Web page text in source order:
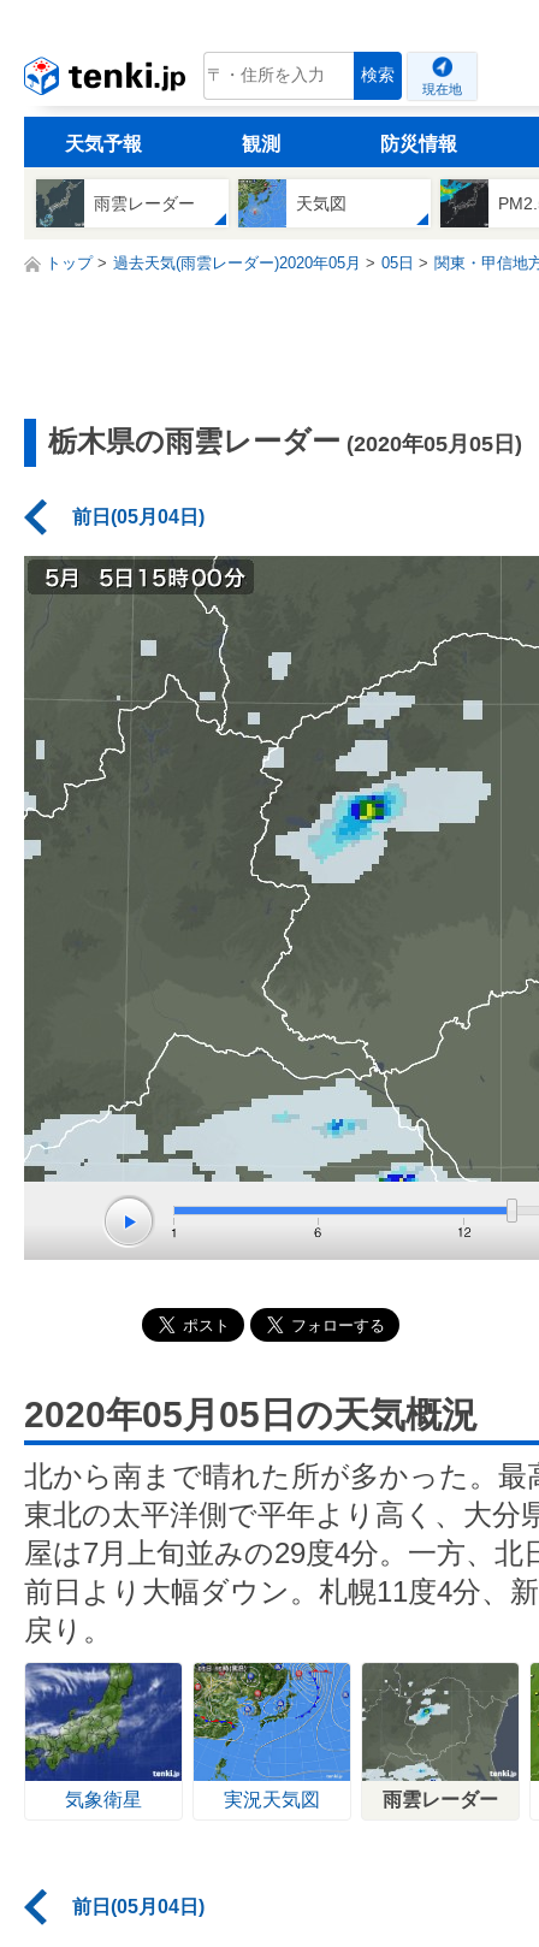
tenki.jp 検索
現在地
天気予報 観測 防災情報
雨雲レーダー 天気図
トップ 過去天気(雨雲レーダー)2020年05月 05日 関東・甲信地
栃木県の雨雲レーダー (2020年05月05日)
前日(05月04日)
2020年05月05日の天気概況
北から南まで晴れた所が多かった。最
東北の太平洋側で平年より高く、大分
屋は7月上旬並みの29度4分。一方、
前日より大幅ダウン。札幌11度4分、
戻り。
気象衛星 実況天気図 雨雲レーダー
前日(05月04日)